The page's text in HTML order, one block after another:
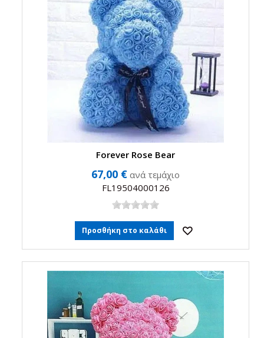
Forever Rose Bear
67,00 € ανά τεμάχιο
FL19504000126
Προσθήκη στο καλάθι